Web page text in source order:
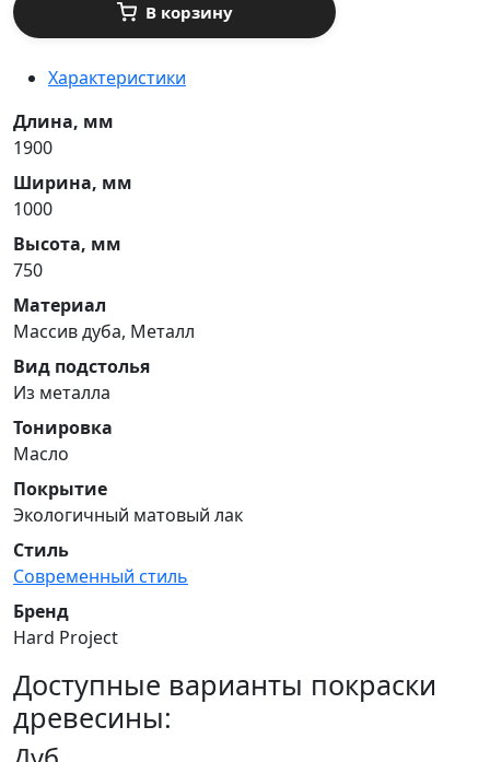
В корзину
Характеристики
Длина, мм
1900
Ширина, мм
1000
Высота, мм
750
Материал
Массив дуба, Металл
Вид подстолья
Из металла
Тонировка
Масло
Покрытие
Экологичный матовый лак
Стиль
Современный стиль
Бренд
Hard Project
Доступные варианты покраски
древесины: